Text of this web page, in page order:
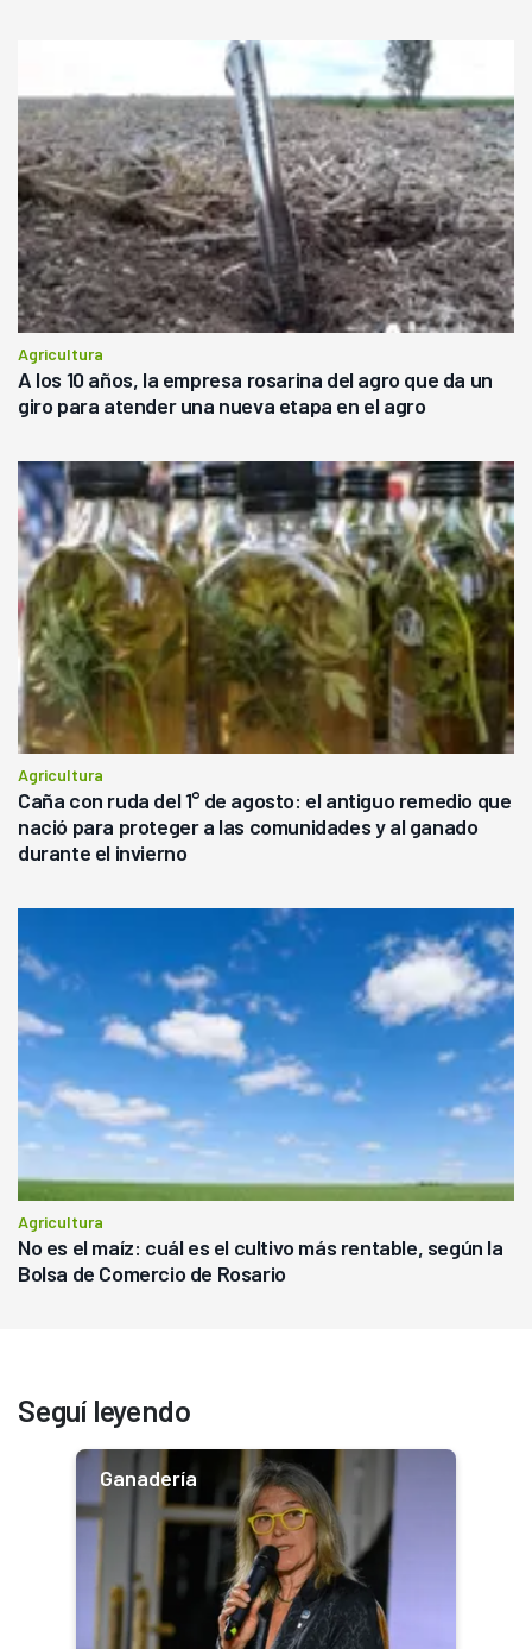
Agricultura
A los 10 años, la empresa rosarina del agro que da un
giro para atender una nueva etapa en el agro
Agricultura
Caña con ruda del 1° de agosto: el antiguo remedio que
nació para proteger a las comunidades y al ganado
durante el invierno
Agricultura
No es el maíz: cuál es el cultivo más rentable, según la
Bolsa de Comercio de Rosario
Seguí leyendo
Ganadería